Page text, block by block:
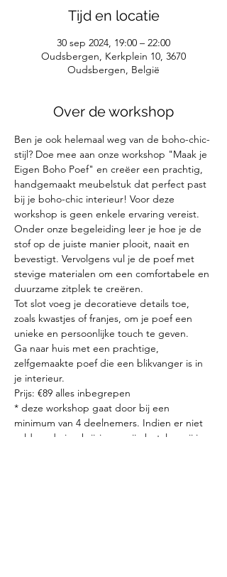
Tijd en locatie
30 sep 2024, 19:00 – 22:00
Oudsbergen, Kerkplein 10, 3670
Oudsbergen, België
Over de workshop
Ben je ook helemaal weg van de boho-chic-
stijl? Doe mee aan onze workshop "Maak je
Eigen Boho Poef" en creëer een prachtig,
handgemaakt meubelstuk dat perfect past
bij je boho-chic interieur! Voor deze
workshop is geen enkele ervaring vereist.
Onder onze begeleiding leer je hoe je de
stof op de juiste manier plooit, naait en
bevestigt. Vervolgens vul je de poef met
stevige materialen om een comfortabele en
duurzame zitplek te creëren.
Tot slot voeg je decoratieve details toe,
zoals kwastjes of franjes, om je poef een
unieke en persoonlijke touch te geven.
Ga naar huis met een prachtige,
zelfgemaakte poef die een blikvanger is in
je interieur.
Prijs: €89 alles inbegrepen
* deze workshop gaat door bij een
minimum van 4 deelnemers. Indien er niet
voldoende inschrijvingen zijn betalen wij je